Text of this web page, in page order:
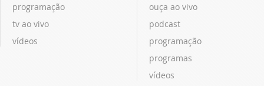
programação
tv ao vivo
vídeos
ouça ao vivo
podcast
programação
programas
vídeos